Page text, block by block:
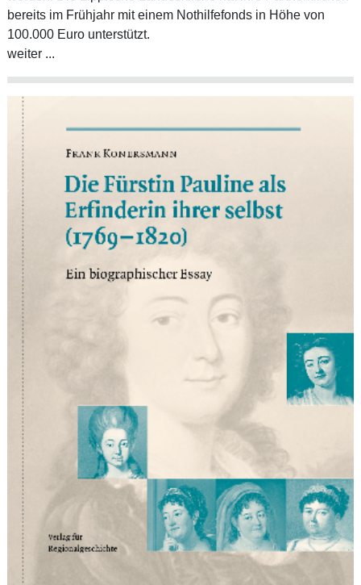
bereits im Frühjahr mit einem Nothilfefonds in Höhe von
100.000 Euro unterstützt.
weiter ...